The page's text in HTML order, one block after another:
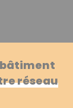
bâtiment
réseau